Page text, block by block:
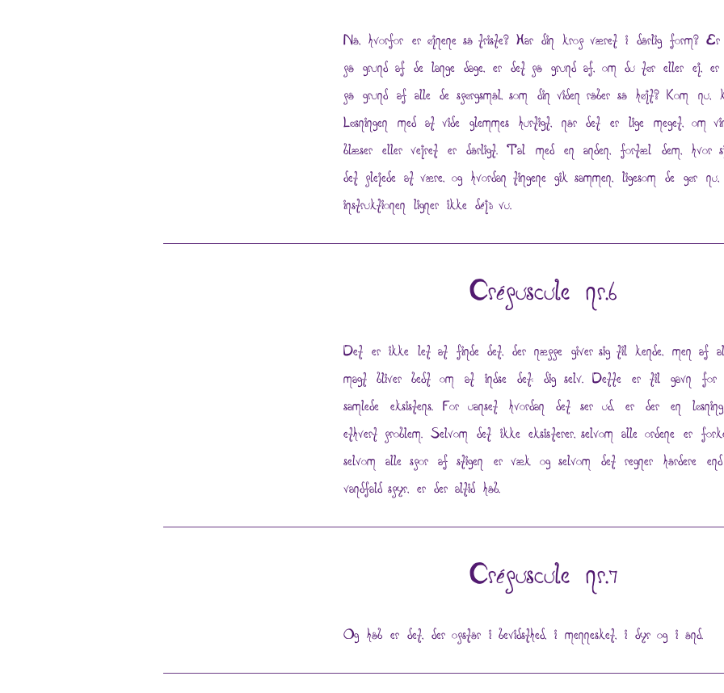
Nå, hvorfor er øjnene så triste? Har din krop været i dårlig form?
på grund af de lange dage, er det på grund af, om du tør eller ej,
på grund af alle de spørgsmål, som din viden råber så højt? Kom nu,
Løsningen med at vide glemmes hurtigt, når det er lige meget, om
blæser eller vejret er dårligt. Tal med en anden, fortæl dem, hvor
det plejede at være, og hvordan tingene gik sammen, ligesom de gør
instruktionen ligner ikke déjà vu.
Crépuscule nr.6
Det er ikke let at finde det, der næppe giver sig til kende, men af
magt bliver bedt om at indse det: dig selv. Dette er til gavn for
samlede eksistens. For uanset hvordan det ser ud, er der en
ethvert problem. Selvom det ikke eksisterer, selvom alle ordene er
selvom alle spor af stigen er væk og selvom det regner hårdere
vandfald spyr, er der altid håb.
Crépuscule nr.7
Og håb er det, der opstår i bevidsthed, i mennesket, i dyr og i ånd.